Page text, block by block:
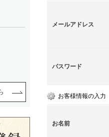
メールアドレス
パスワード
お客様情報の入力
お名前